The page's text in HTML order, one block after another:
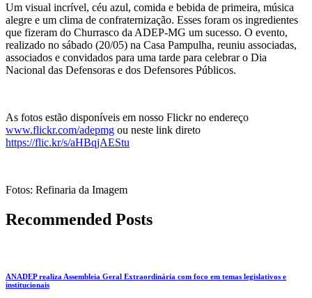
Um visual incrível, céu azul, comida e bebida de primeira, música
alegre e um clima de confraternização. Esses foram os ingredientes
que fizeram do Churrasco da ADEP-MG um sucesso. O evento,
realizado no sábado (20/05) na Casa Pampulha, reuniu associadas,
associados e convidados para uma tarde para celebrar o Dia
Nacional das Defensoras e dos Defensores Públicos.
As fotos estão disponíveis em nosso Flickr no endereço
www.flickr.com/adepmg ou neste link direto
https://flic.kr/s/aHBqjAEStu
Fotos: Refinaria da Imagem
Recommended Posts
ANADEP realiza Assembleia Geral Extraordinária com foco em temas legislativos e
institucionais